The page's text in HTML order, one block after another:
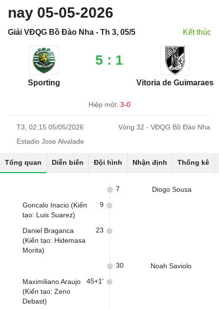
nay 05-05-2026
Giải VĐQG Bồ Đào Nha - Th 3, 05/5 Kết thúc
Sporting
5 : 1
Vitoria de Guimaraes
Hiệp một: 3-0
T3, 02:15 05/05/2026
Vòng 32 - VĐQG Bồ Đào Nha
Estadio Jose Alvalade
Tổng quan Diễn biến Đội hình Nhận định Thống kê
Diogo Sousa
7
Goncalo Inacio (Kiến
tạo: Luis Suarez)
9
Daniel Braganca
(Kiến tạo: Hidemasa
Morita)
23
Noah Saviolo
30
Maximiliano Araujo
(Kiến tạo: Zeno
Debast)
45+1'